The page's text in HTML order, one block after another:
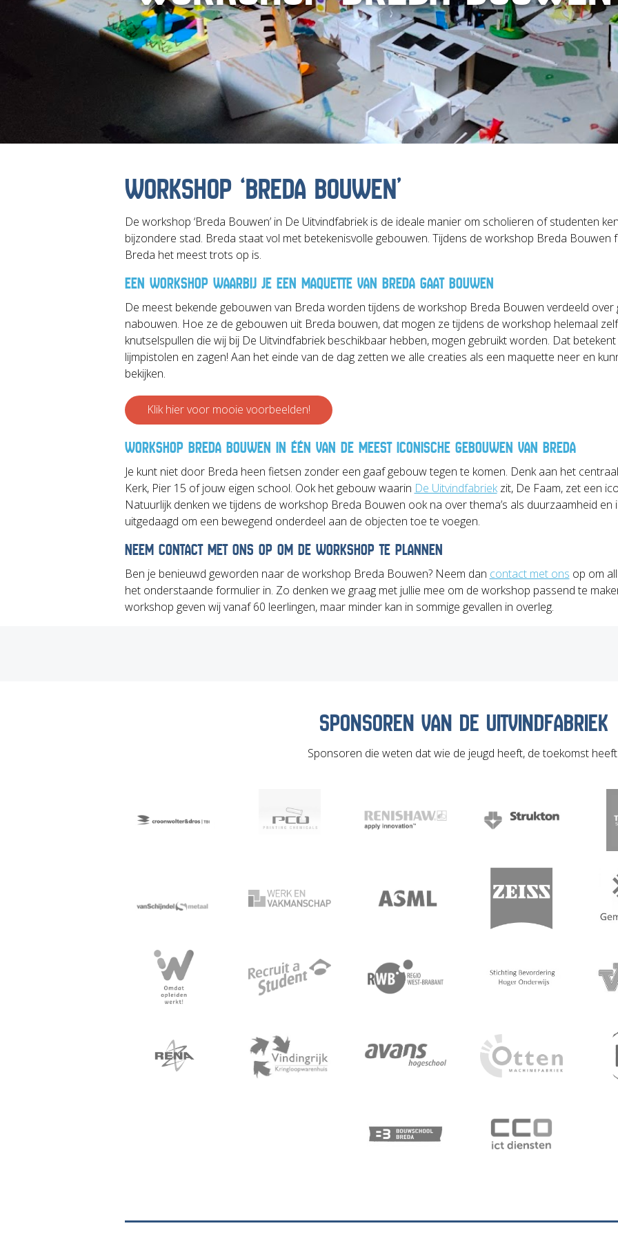
WORKSHOP ‘BREDA BOUWEN’
De workshop ‘Breda Bouwen’ in De Uitvindfabriek is de ideale manier om scholieren of studenten
bijzondere stad. Breda staat vol met betekenisvolle gebouwen. Tijdens de workshop Breda
Breda het meest trots op is.
EEN WORKSHOP WAARBIJ JE EEN MAQUETTE VAN BREDA GAAT BOUWEN
De meest bekende gebouwen van Breda worden tijdens de workshop Breda Bouwen verdeeld over
nabouwen. Hoe ze de gebouwen uit Breda bouwen, dat mogen ze tijdens de workshop helemaal
knutselspullen die wij bij De Uitvindfabriek beschikbaar hebben, mogen gebruikt worden. Dat betekent
lijmpistolen en zagen! Aan het einde van de dag zetten we alle creaties als een maquette neer en
bekijken.
Klik hier voor mooie voorbeelden!
WORKSHOP BREDA BOUWEN IN ÉÉN VAN DE MEEST ICONISCHE GEBOUWEN VAN BREDA
Je kunt niet door Breda heen fietsen zonder een gaaf gebouw tegen te komen. Denk aan het
Kerk, Pier 15 of jouw eigen school. Ook het gebouw waarin De Uitvindfabriekzit, De Faam, zet een
Natuurlijk denken we tijdens de workshop Breda Bouwen ook na over thema’s als duurzaamheid
uitgedaagd om een bewegend onderdeel aan de objecten toe te voegen.
NEEM CONTACT MET ONS OP OM DE WORKSHOP TE PLANNEN
Ben je benieuwd geworden naar de workshop Breda Bouwen? Neem dan contact met ons op om
het onderstaande formulier in. Zo denken we graag met jullie mee om de workshop passend te
workshop geven wij vanaf 60 leerlingen, maar minder kan in sommige gevallen in overleg.
SPONSOREN VAN DE UITVINDFABRIEK
Sponsoren die weten dat wie de jeugd heeft, de toekomst